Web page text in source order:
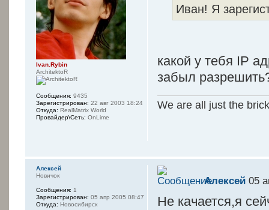
Иван! Я
какой у тебя IP
забыл
We are all just the
Ivan.Rybin
ArchitektoR
Сообщения: 9435
Зарегистрирован: 22 авг 2003 18:24
Откуда: RealMatrix World
Провайдер\Сеть: OnLime
Алексей 05
Не качается,я
Алексей
Новичок
Сообщения: 1
Зарегистрирован: 05 апр 2005 08:47
Откуда: Новосибирск